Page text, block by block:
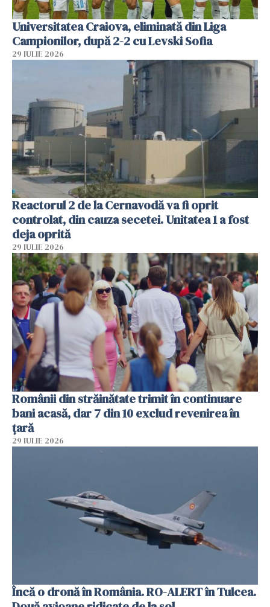
Universitatea Craiova, eliminată din Liga
Campionilor, după 2-2 cu Levski Sofia
29 IULIE 2026
Reactorul 2 de la Cernavodă va fi oprit
controlat, din cauza secetei. Unitatea 1 a fost
deja oprită
29 IULIE 2026
Românii din străinătate trimit în continuare
bani acasă, dar 7 din 10 exclud revenirea în
țară
29 IULIE 2026
Încă o dronă în România. RO-ALERT în Tulcea.